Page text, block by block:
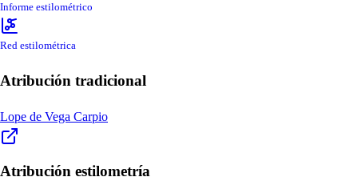
Informe estilométrico
Red estilométrica
Atribución tradicional
Lope de Vega Carpio
Atribución estilometría